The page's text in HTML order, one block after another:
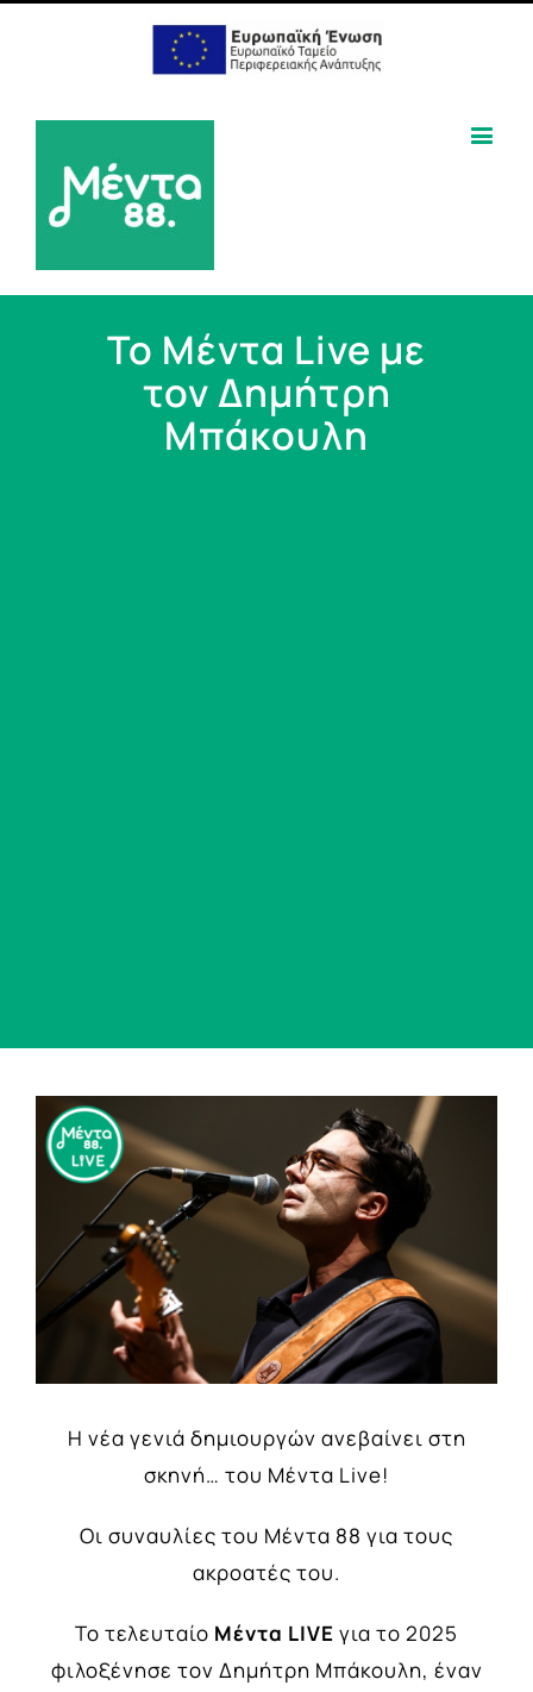
Το Μέντα Live με
τον Δημήτρη
Μπάκουλη
View
Larger
Image
Η νέα γενιά δημιουργών ανεβαίνει στη
σκηνή… του Μέντα Live!
Οι συναυλίες του Μέντα 88 για τους
ακροατές του.
Το τελευταίο Mέντα LIVE για το 2025
φιλοξένησε τον Δημήτρη Μπάκουλη, έναν